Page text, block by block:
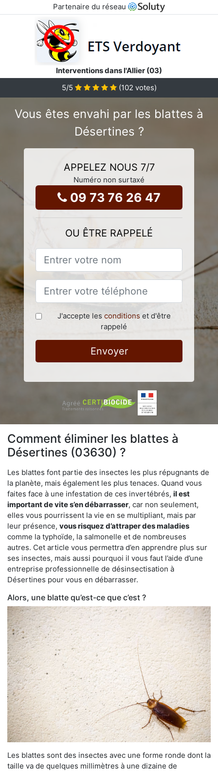
Partenaire du réseau
Interventions dans l'Allier (03)
5/5 (102 votes)
Vous êtes envahi par les blattes à
Désertines ?
APPELEZ NOUS 7/7
Numéro non surtaxé
09 73 76 26 47
OU ÊTRE RAPPELÉ
J'accepte les conditions et d'être
rappelé
Envoyer
Comment éliminer les blattes à
Désertines (03630) ?
Les blattes font partie des insectes les plus répugnants de
la planète, mais également les plus tenaces. Quand vous
faites face à une infestation de ces invertébrés, il est
important de vite s’en débarrasser, car non seulement,
elles vous pourrissent la vie en se multipliant, mais par
leur présence, vous risquez d’attraper des maladies
comme la typhoïde, la salmonelle et de nombreuses
autres. Cet article vous permettra d’en apprendre plus sur
ses insectes, mais aussi pourquoi il vous faut l’aide d’une
entreprise professionnelle de désinsectisation à
Désertines pour vous en débarrasser.
Alors, une blatte qu’est-ce que c’est ?
Les blattes sont des insectes avec une forme ronde dont la
taille va de quelques millimètres à une dizaine de